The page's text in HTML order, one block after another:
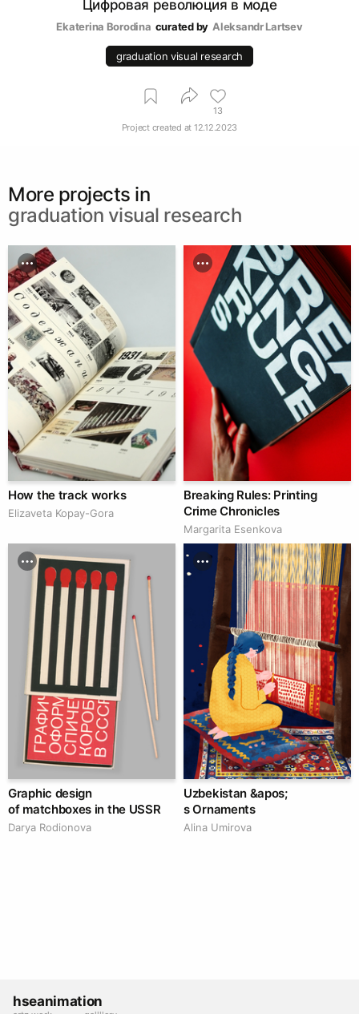
Цифровая революция в моде
Ekaterina Borodina curated by Аleksandr Lartsev
graduation visual research
13
Project created at 12.12.2023
More projects in
graduation visual research
How the track works
Elizaveta Kopay-Gora
Breaking Rules: Printing
Crime Chronicles
Margarita Esenkova
Graphic design
of matchboxes in the USSR
Darya Rodionova
Uzbekistan &apos;
s Ornaments
Alina Umirova
hseanimation